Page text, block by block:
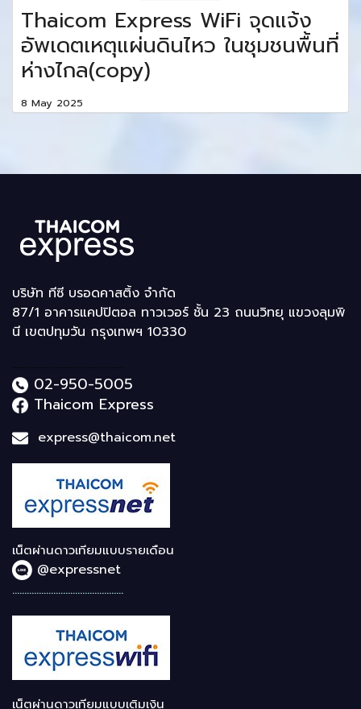
Thaicom Express WiFi จุดแจ้ง
อัพเดตเหตุแผ่นดินไหว ในชุมชนพื้นที่
ห่างไกล(copy)
8 May 2025
บริษัท ทีซี บรอดคาสติ้ง จำกัด
87/1 อาคารแคปปิตอล ทาวเวอร์ ชั้น 23 ถนนวิทยุ แขวงลุมพิ
นี เขตปทุมวัน กรุงเทพฯ 10330
..............................................
02-950-5005
Thaicom Express
express@thaicom.net
เน็ตผ่านดาวเทียมแบบรายเดือน
@expressnet
..............................................
เน็ตผ่านดาวเทียมแบบเติมเงิน